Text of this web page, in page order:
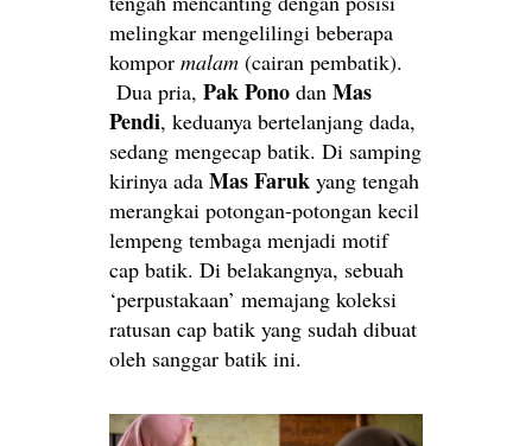
melingkar mengelilingi beberapa
kompor malam (cairan pembatik).
Dua pria, Pak Pono dan Mas
Pendi, keduanya bertelanjang dada,
sedang mengecap batik. Di samping
kirinya ada Mas Faruk yang tengah
merangkai potongan-potongan kecil
lempeng tembaga menjadi motif
cap batik. Di belakangnya, sebuah
‘perpustakaan’ memajang koleksi
ratusan cap batik yang sudah dibuat
oleh sanggar batik ini.